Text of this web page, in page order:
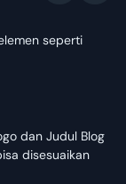
seperti
dan Judul Blog
disesuaikan